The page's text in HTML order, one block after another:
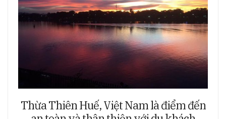
Thừa Thiên Huế, Việt Nam là điểm đến